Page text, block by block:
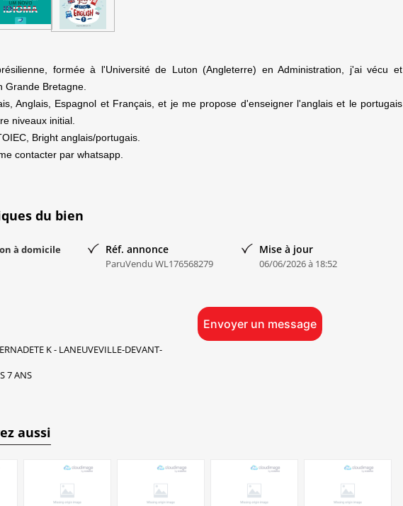
formée à l'Université de Luton (Angleterre) en Administration, j'ai vécu et
Grande Bretagne.
Anglais, Espagnol et Français, et je me propose d'enseigner l'anglais et le portugais
niveaux initial.
Bright anglais/portugais.
contacter par whatsapp.
du bien
à domicile
Réf. annonce
ParuVendu WL176568279
Mise à jour
06/06/2026 à 18:52
K - LANEUVEVILLE-DEVANT-
7 ANS
Envoyer un message
aussi